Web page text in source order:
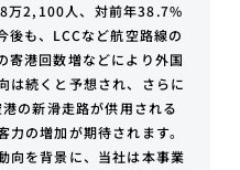
万2,100人、対前年38.7%
後も、LCCなど航空路線の
寄港回数増などにより外国
は続くと予想され、さらに
の新滑走路が供用される
力の増加が期待されます。
向を背景に、当社は本事業